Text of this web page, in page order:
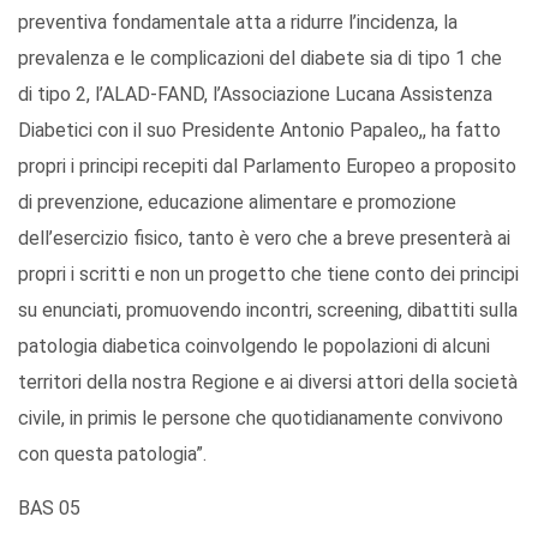
preventiva fondamentale atta a ridurre l’incidenza, la
prevalenza e le complicazioni del diabete sia di tipo 1 che
di tipo 2, l’ALAD-FAND, l’Associazione Lucana Assistenza
Diabetici con il suo Presidente Antonio Papaleo,, ha fatto
propri i principi recepiti dal Parlamento Europeo a proposito
di prevenzione, educazione alimentare e promozione
dell’esercizio fisico, tanto è vero che a breve presenterà ai
propri i scritti e non un progetto che tiene conto dei principi
su enunciati, promuovendo incontri, screening, dibattiti sulla
patologia diabetica coinvolgendo le popolazioni di alcuni
territori della nostra Regione e ai diversi attori della società
civile, in primis le persone che quotidianamente convivono
con questa patologia”.
BAS 05